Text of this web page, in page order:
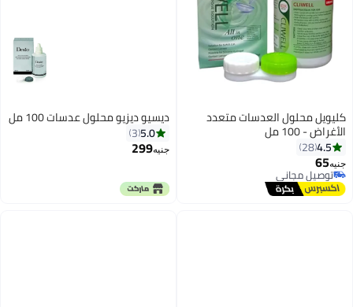
كليويل محلول العدسات متعدد
الأغراض - 100 مل
4.5
28
جنيه65
توصيل مجاني
توصيل مجاني
ديسيو ديزيو محلول عدسات 100 مل
5.0
3
جنيه299